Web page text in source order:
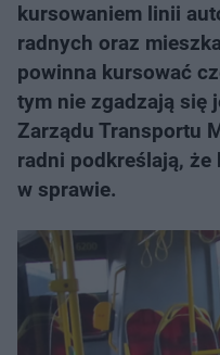
kursowaniem linii
radnych oraz
powinna kursować
tym nie zgadzają się
Zarządu Transportu
radni podkreślają, że
w sprawie.